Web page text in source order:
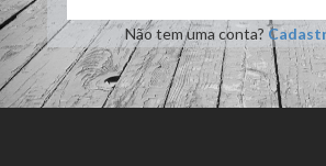
Não tem uma conta?